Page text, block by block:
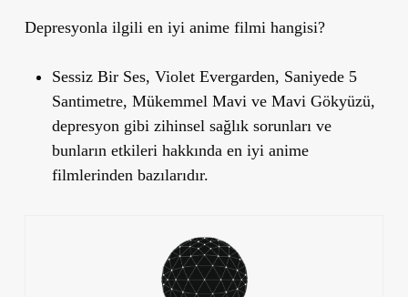
Depresyonla ilgili en iyi anime filmi hangisi?
Sessiz Bir Ses, Violet Evergarden, Saniyede 5
Santimetre, Mükemmel Mavi ve Mavi Gökyüzü,
depresyon gibi zihinsel sağlık sorunları ve
bunların etkileri hakkında en iyi anime
filmlerinden bazılarıdır.